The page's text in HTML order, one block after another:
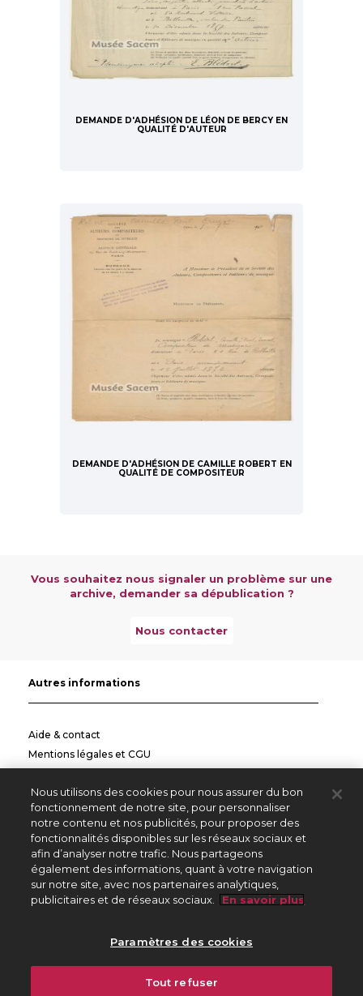
DEMANDE D'ADHÉSION DE LÉON DE BERCY EN
QUALITÉ D'AUTEUR
DEMANDE D'ADHÉSION DE CAMILLE ROBERT EN
QUALITÉ DE COMPOSITEUR
Vous souhaitez nous signaler un problème sur une
archive, demander sa dépublication ?
Nous contacter
Autres informations
Aide & contact
Mentions légales et CGU
Informations pratiques
Autres sites
Créateurs Editeurs
Répertoire des Œuvres
Nous utilisons des cookies pour nous assurer du bon
fonctionnement de notre site, pour personnaliser
notre contenu et nos publicités, pour proposer des
fonctionnalités disponibles sur les réseaux sociaux et
afin d’analyser notre trafic. Nous partageons
également des informations, quant à votre navigation
sur notre site, avec nos partenaires analytiques,
publicitaires et de réseaux sociaux.
En savoir plus
Paramètres des cookies
Tout refuser